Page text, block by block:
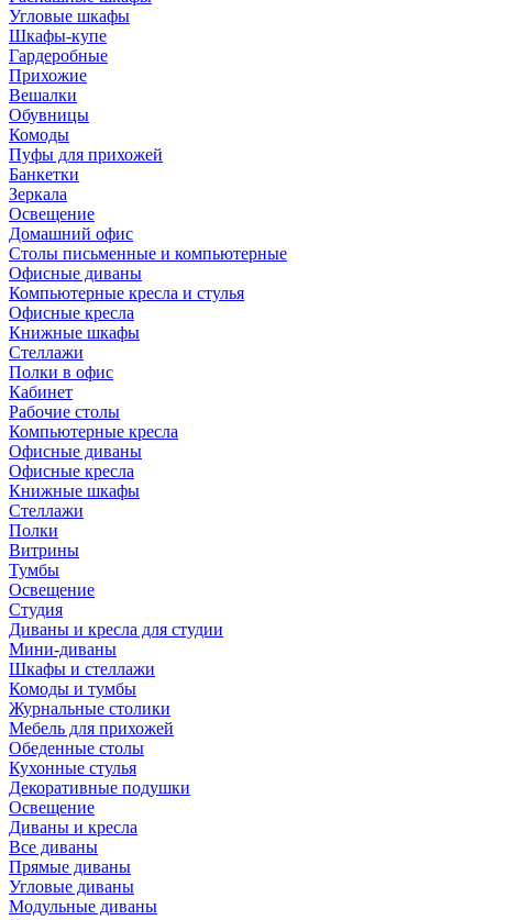
Угловые шкафы
Шкафы-купе
Гардеробные
Прихожие
Вешалки
Обувницы
Комоды
Пуфы для прихожей
Банкетки
Зеркала
Освещение
Домашний офис
Столы письменные и компьютерные
Офисные диваны
Компьютерные кресла и стулья
Офисные кресла
Книжные шкафы
Стеллажи
Полки в офис
Кабинет
Рабочие столы
Компьютерные кресла
Офисные диваны
Офисные кресла
Книжные шкафы
Стеллажи
Полки
Витрины
Тумбы
Освещение
Студия
Диваны и кресла для студии
Мини-диваны
Шкафы и стеллажи
Комоды и тумбы
Журнальные столики
Мебель для прихожей
Обеденные столы
Кухонные стулья
Декоративные подушки
Освещение
Диваны и кресла
Все диваны
Прямые диваны
Угловые диваны
Модульные диваны